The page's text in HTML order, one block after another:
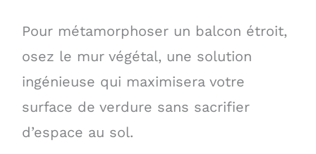
Pour métamorphoser un balcon étroit,
osez le mur végétal, une solution
ingénieuse qui maximisera votre
surface de verdure sans sacrifier
d’espace au sol.